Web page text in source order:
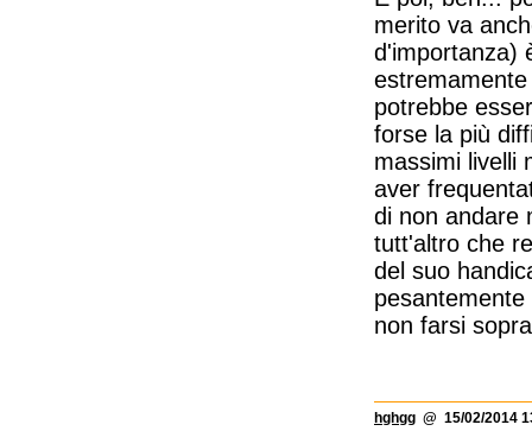
merito va
d'importanza)
potrebbe
forse la più
massimi livelli
aver
di non andare
tutt'altro che
del suo
non farsi
hghgg @ 15/02/2014